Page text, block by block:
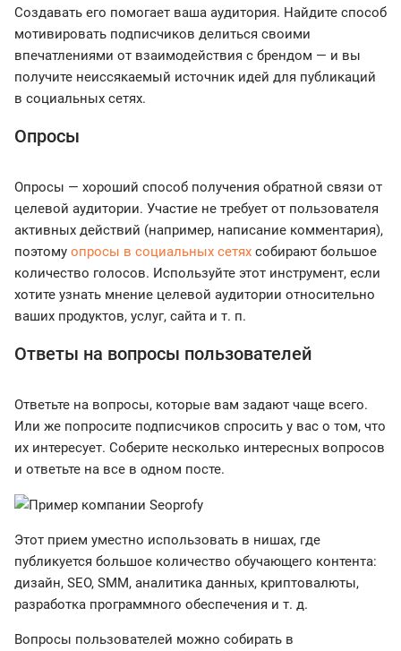
Создавать его помогает ваша аудитория. Найдите способ
мотивировать подписчиков делиться своими
впечатлениями от взаимодействия с брендом — и вы
получите неиссякаемый источник идей для публикаций
в социальных сетях.
Опросы
Опросы — хороший способ получения обратной связи от
целевой аудитории. Участие не требует от пользователя
активных действий (например, написание комментария),
поэтому опросы в социальных сетях собирают большое
количество голосов. Используйте этот инструмент, если
хотите узнать мнение целевой аудитории относительно
ваших продуктов, услуг, сайта и т. п.
Ответы на вопросы пользователей
Ответьте на вопросы, которые вам задают чаще всего.
Или же попросите подписчиков спросить у вас о том, что
их интересует. Соберите несколько интересных вопросов
и ответьте на все в одном посте.
Этот прием уместно использовать в нишах, где
публикуется большое количество обучающего контента:
дизайн, SEO, SMM, аналитика данных, криптовалюты,
разработка программного обеспечения и т. д.
Вопросы пользователей можно собирать в